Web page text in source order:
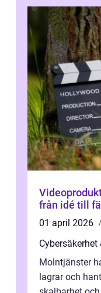
från idé till
01 april 2026
Molntjänster
lagrar och